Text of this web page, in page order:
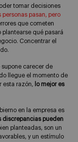
tomar decisiones
personas pasan, pero
que cometen
plantearse qué pasará
Concentrar el
supone carecer de
llegue el momento de
esta razón,
lo mejor es
en la empresa es
discrepancias pueden
planteadas, son un
y un estímulo